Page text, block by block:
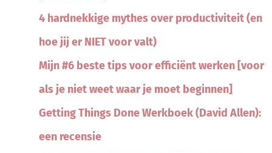
4 hardnekkige mythes over productiviteit (en
hoe jij er NIET voor valt)
Mijn #6 beste tips voor efficiënt werken [voor
als je niet weet waar je moet beginnen]
Getting Things Done Werkboek (David Allen):
een recensie